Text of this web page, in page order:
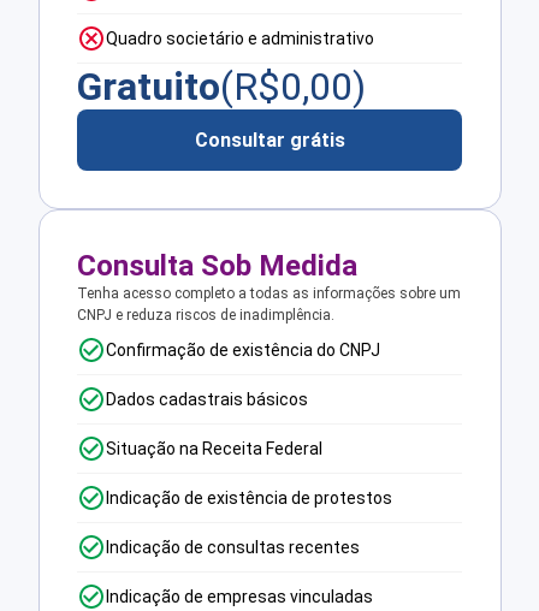
Quadro societário e administrativo
Gratuito(R$0,00)
Consultar grátis
Consulta Sob Medida
Tenha acesso completo a todas as informações sobre um
CNPJ e reduza riscos de inadimplência.
Confirmação de existência do CNPJ
Dados cadastrais básicos
Situação na Receita Federal
Indicação de existência de protestos
Indicação de consultas recentes
Indicação de empresas vinculadas